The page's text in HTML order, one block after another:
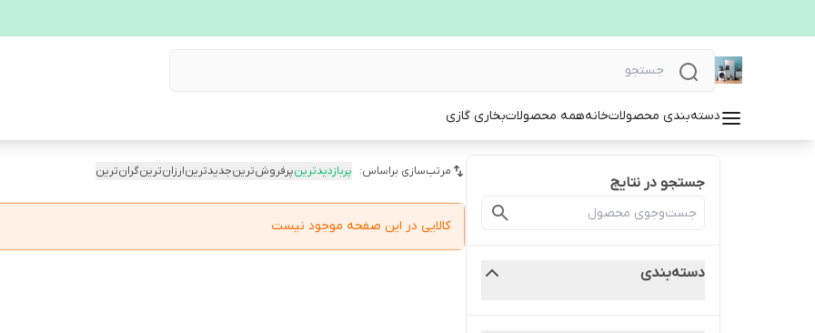
دسته‌بندی محصولاتخانههمه محصولاتبخاری گازی
جستجو در نتایج
دسته‌بندی
مرتب‌سازی براساس: پربازدیدترینپرفروش‌ترینجدیدترینارزان‌ترینگران‌ترین
کالایی در این صفحه موجود نیست